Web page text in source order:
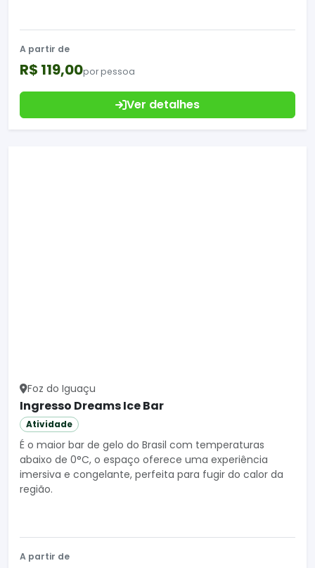
A partir de
R$ 119,00por pessoa
Ver detalhes
Foz do Iguaçu
Ingresso Dreams Ice Bar
Atividade
É o maior bar de gelo do Brasil com temperaturas
abaixo de 0°C, o espaço oferece uma experiência
imersiva e congelante, perfeita para fugir do calor da
região.
A partir de